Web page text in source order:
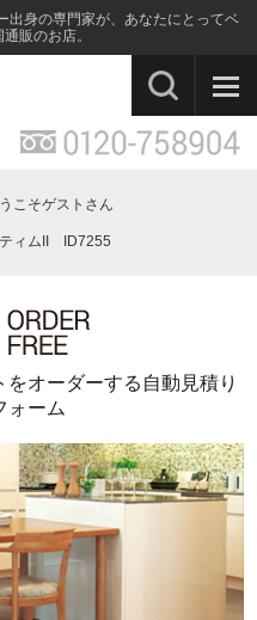
出身の専門家が、あなたにとってベ
販のお店。
こそゲストさん
ィムII ID7255
オーダーする自動見積り
ォーム